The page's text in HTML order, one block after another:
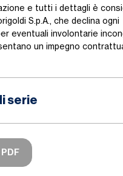
e tutti i dettagli è
S.p.A., che declina ogni
eventuali involontarie
un impegno
serie
PDF